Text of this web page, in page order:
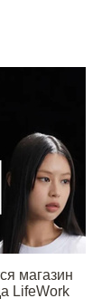
магазин
LifeWork